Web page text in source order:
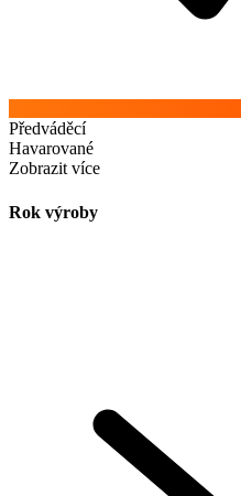
Předváděcí
Havarované
Zobrazit více
Rok výroby